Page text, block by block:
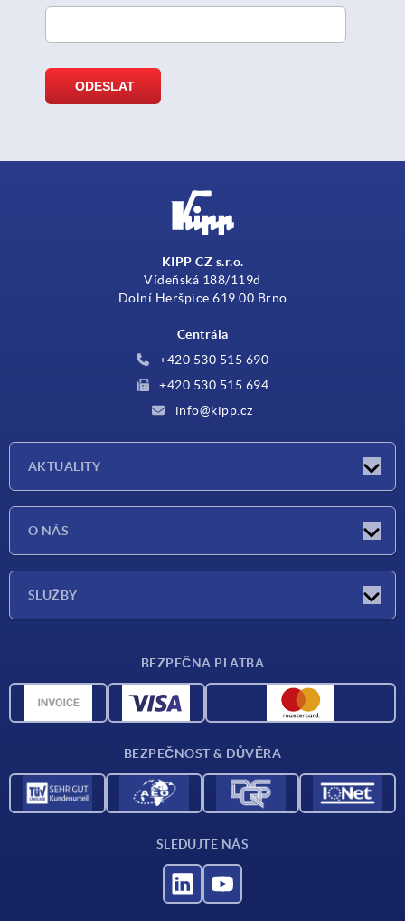
KIPP CZ s.r.o.
Vídeňská 188/119d
Dolní Heršpice 619 00 Brno
Centrála
+420 530 515 690
+420 530 515 694
info@kipp.cz
AKTUALITY
O NÁS
SLUŽBY
CAD data
BEZPEČNÁ PLATBA
BEZPEČNOST & DŮVĚRA
SLEDUJTE NÁS